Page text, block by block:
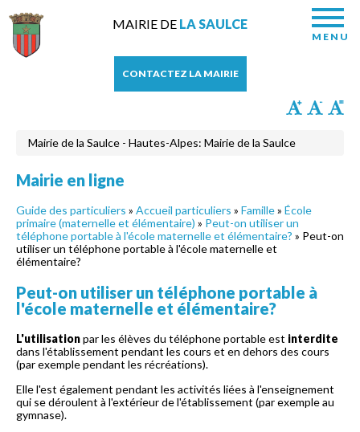
MAIRIE DE LA SAULCE
MENU
CONTACTEZ LA MAIRIE
Mairie de la Saulce - Hautes-Alpes: Mairie de la Saulce
Mairie en ligne
Guide des particuliers » Accueil particuliers » Famille» École
primaire (maternelle et élémentaire) » Peut-on utiliser un
téléphone portable à l'école maternelle et élémentaire? » Peut-on
utiliser un téléphone portable à l'école maternelle et
élémentaire?
Peut-on utiliser un téléphone portable à
l'école maternelle et élémentaire?
L'utilisationpar les élèves du téléphone portable est interdite
dans l'établissement pendant les cours et en dehors des cours
(par exemple pendant les récréations).
Elle l'est également pendant les activités liées à l'enseignement
qui se déroulent à l'extérieur de l'établissement (par exemple au
gymnase).